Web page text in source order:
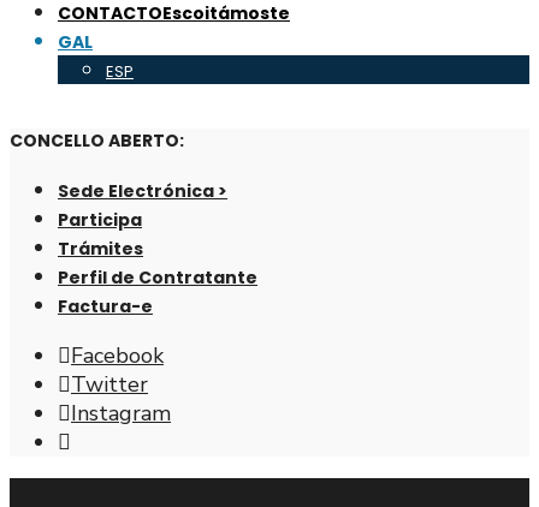
CONTACTOEscoitámoste
GAL
ESP
CONCELLO ABERTO:
Sede Electrónica >
Participa
Trámites
Perfil de Contratante
Factura-e
Facebook
Twitter
Instagram